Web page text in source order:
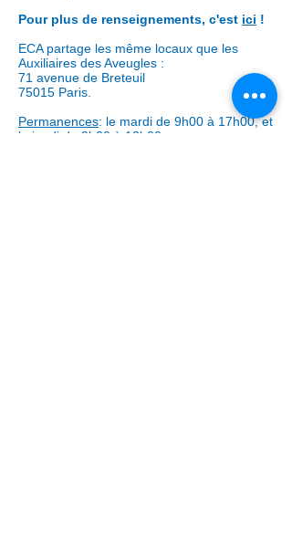
Pour plus de renseignements, c'est ici !
ECA partage les même locaux que les
Auxiliaires des Aveugles :
71 avenue de Breteuil
75015 Paris.
Permanences: le mardi de 9h00 à 17h00, et
le jeudi de 9h00 à 13h00.